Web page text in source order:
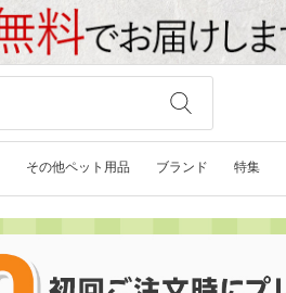
その他ペット用品 ブランド 特集